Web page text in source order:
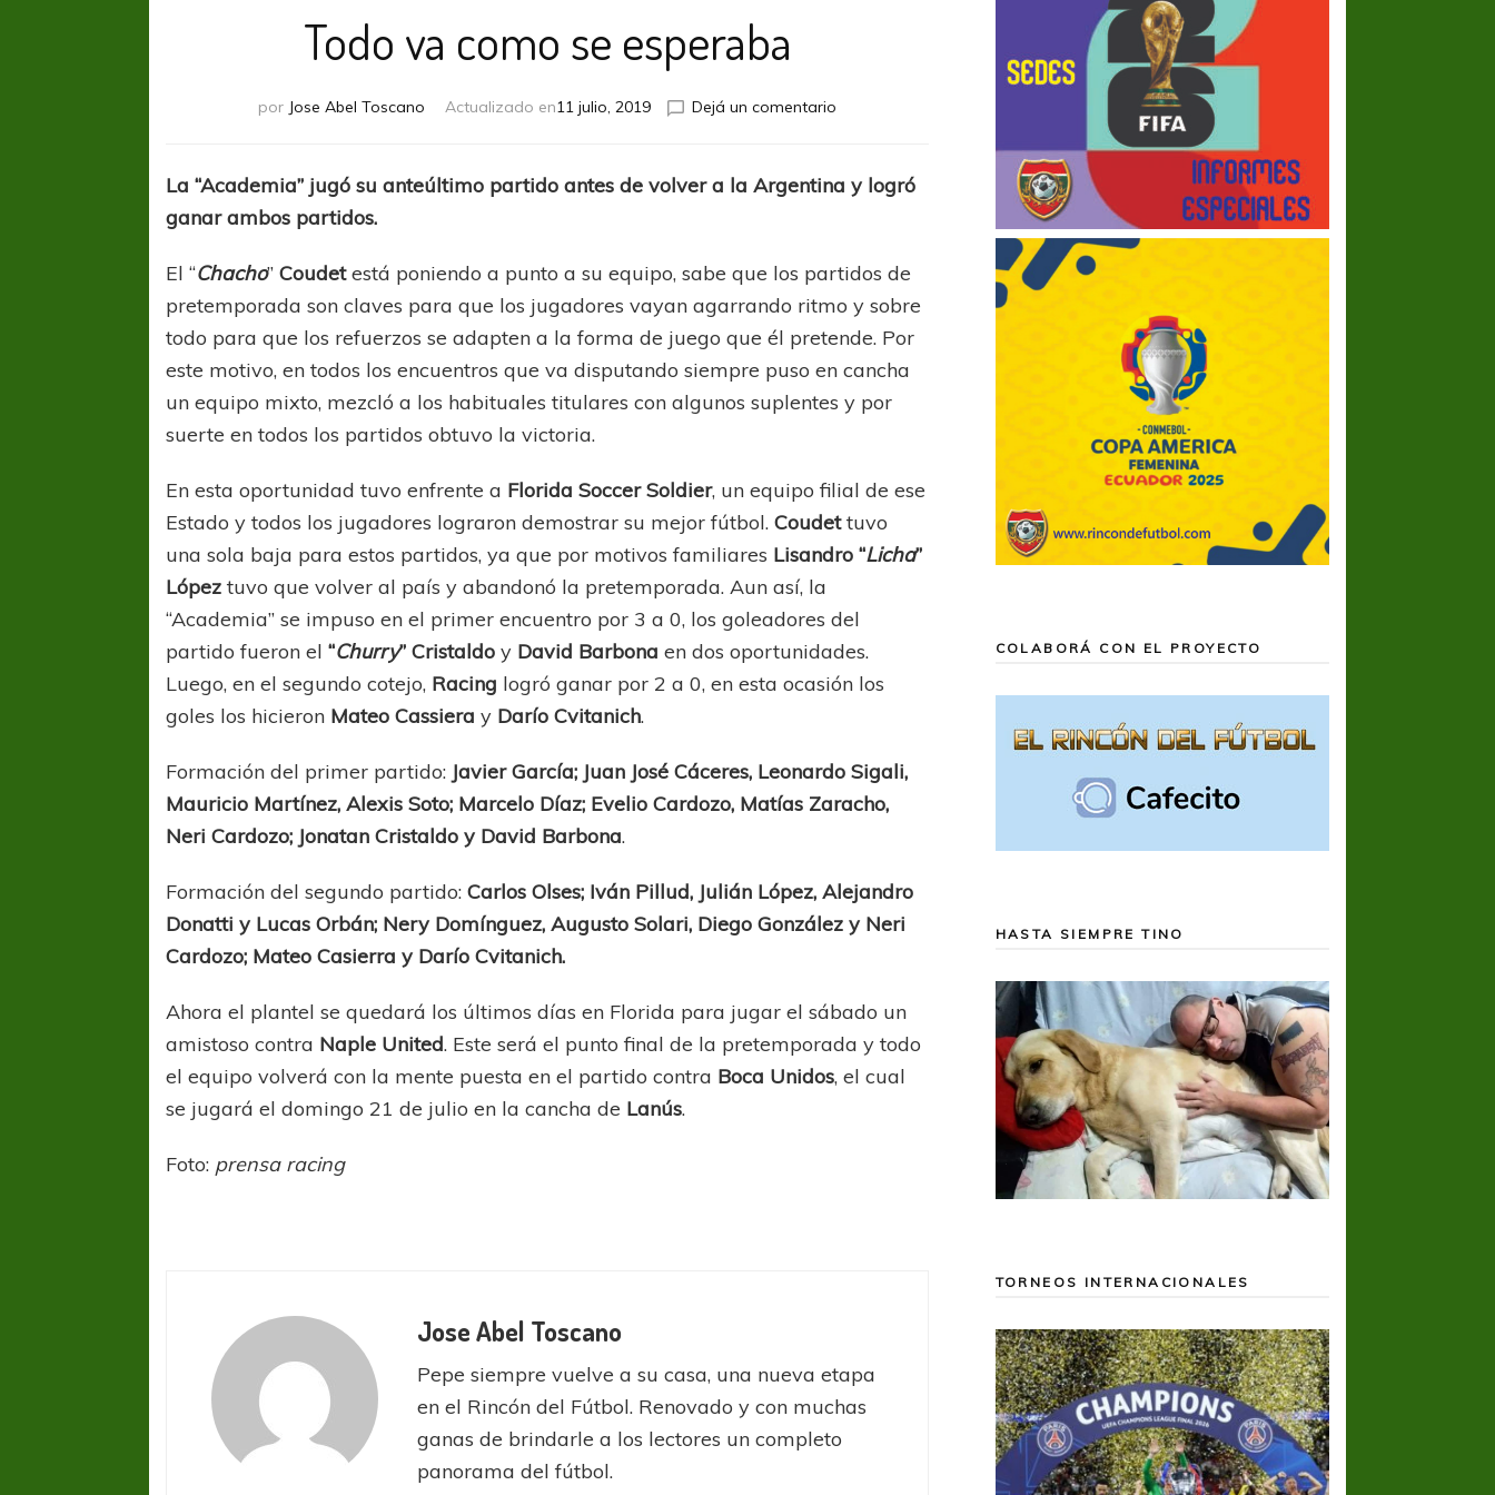
Todo va como se esperaba
por Jose Abel Toscano Actualizado en11 julio, 2019 Dejá un comentario
como
se
La “Academia” jugó su anteúltimo partido antes de volver a la Argentina y logró
ganar ambos partidos.
El “Chacho”Coudetestá poniendo a punto a su equipo, sabe que los partidos de
pretemporada son claves para que los jugadores vayan agarrando ritmo y sobre
todo para que los refuerzos se adapten a la forma de juego que él pretende. Por
este motivo, en todos los encuentros que va disputando siempre puso en cancha
un equipo mixto, mezcló a los habituales titulares con algunos suplentes y por
suerte en todos los partidos obtuvo la victoria.
En esta oportunidad tuvo enfrente a Florida Soccer Soldier, un equipo filial de ese
Estado y todos los jugadores lograron demostrar su mejor fútbol.Coudettuvo
una sola baja para estos partidos, ya que por motivos familiares Lisandro “Licha”
Lópeztuvo que volver al país y abandonó la pretemporada. Aun así, la
“Academia” se impuso en el primer encuentro por 3 a 0, los goleadores del
partido fueron el“Churry” Cristaldo y David Barbona en dos oportunidades.
Luego, en el segundo cotejo, Racing logró ganar por 2 a 0, en esta ocasión los
goles los hicieron Mateo Cassieray Darío Cvitanich.
Formación del primer partido: Javier García; Juan José Cáceres, Leonardo Sigali,
Mauricio Martínez, Alexis Soto; Marcelo Díaz; Evelio Cardozo, Matías Zaracho,
Neri Cardozo; Jonatan Cristaldo y David Barbona.
Formación del segundo partido:Carlos Olses; Iván Pillud, Julián López, Alejandro
Donatti y Lucas Orbán; Nery Domínguez, Augusto Solari, Diego González y Neri
Cardozo; Mateo Casierra y Darío Cvitanich.
Ahora el plantel se quedará los últimos días en Florida para jugar el sábado un
amistoso contra Naple United. Este será el punto final de la pretemporada y todo
el equipo volverá con la mente puesta en el partido contra Boca Unidos, el cual
se jugará el domingo 21 de julio en la cancha de Lanús.
Foto: prensa racing
Jose Abel Toscano
Pepe siempre vuelve a su casa, una nueva etapa
en el Rincón del Fútbol. Renovado y con muchas
ganas de brindarle a los lectores un completo
panorama del fútbol.
COLABORÁ CON EL PROYECTO
HASTA SIEMPRE TINO
TORNEOS INTERNACIONALES